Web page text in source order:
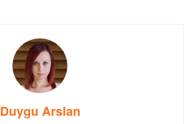
Duygu Arslan